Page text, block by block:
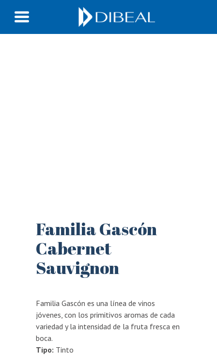
Familia Gascón
Cabernet
Sauvignon
Familia Gascón es una línea de vinos
jóvenes, con los primitivos aromas de cada
variedad y la intensidad de la fruta fresca en
boca.
Tipo: Tinto